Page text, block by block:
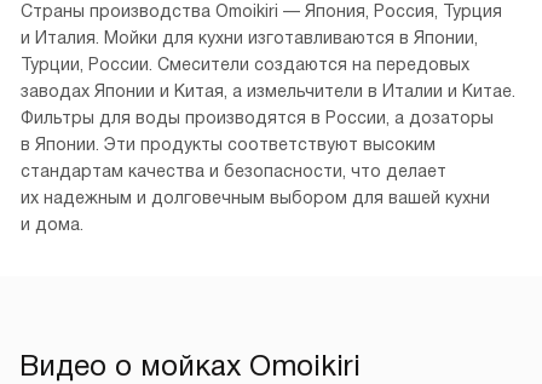
Страны производства Omoikiri — Япония, Россия, Турция
и Италия. Мойки для кухни изготавливаются в Японии,
Турции, России. Смесители создаются на передовых
заводах Японии и Китая, а измельчители в Италии и Китае.
Фильтры для воды производятся в России, а дозаторы
в Японии. Эти продукты соответствуют высоким
стандартам качества и безопасности, что делает
их надежным и долговечным выбором для вашей кухни
и дома.
Видео о мойках Omoikiri